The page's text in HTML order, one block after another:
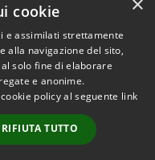
© 2026 • Comune di
Municipium•
Accesso
redazione
cookie
e assimilati strettamente
alla navigazione del sito,
solo fine di elaborare
e anonime.
policy al seguente link
RIFIUTA TUTTO